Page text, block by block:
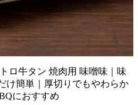
ロ牛タン 焼肉用 味噌味｜味
け簡単｜厚切りでもやわらか
におすすめ